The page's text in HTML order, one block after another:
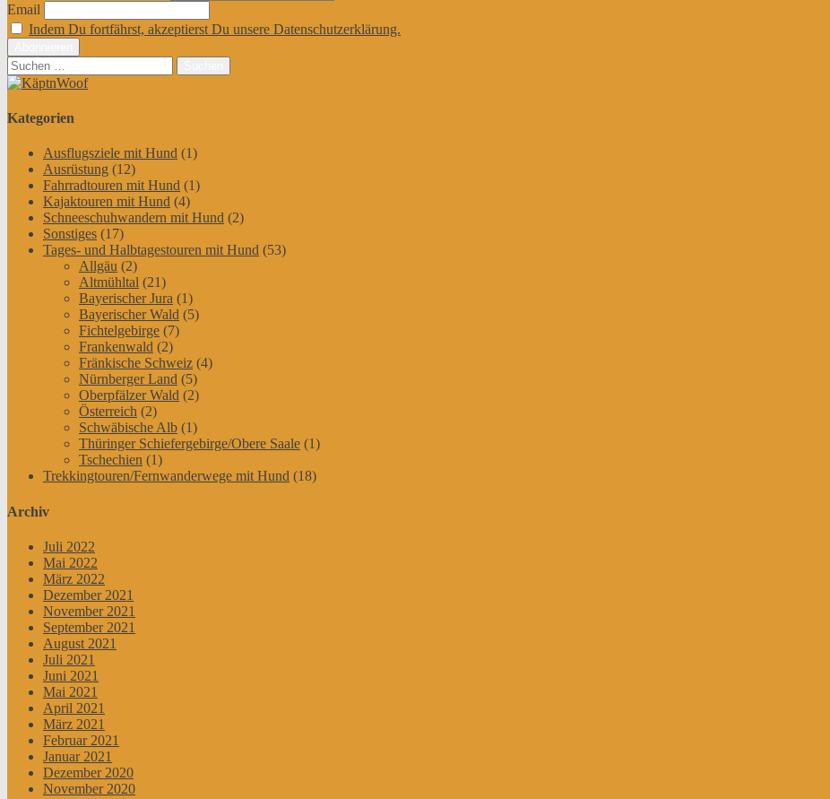
Email
Indem Du fortfährst, akzeptierst Du unsere Datenschutzerklärung.
Suchen
nach:
Kategorien
Ausflugsziele mit Hund (1)
Ausrüstung (12)
Fahrradtouren mit Hund (1)
Kajaktouren mit Hund (4)
Schneeschuhwandern mit Hund (2)
Sonstiges (17)
Tages- und Halbtagestouren mit Hund (53)
Allgäu (2)
Altmühltal (21)
Bayerischer Jura (1)
Bayerischer Wald (5)
Fichtelgebirge (7)
Frankenwald (2)
Fränkische Schweiz (4)
Nürnberger Land (5)
Oberpfälzer Wald (2)
Österreich (2)
Schwäbische Alb (1)
Thüringer Schiefergebirge/Obere Saale (1)
Tschechien (1)
Trekkingtouren/Fernwanderwege mit Hund (18)
Archiv
Juli 2022
Mai 2022
März 2022
Dezember 2021
November 2021
September 2021
August 2021
Juli 2021
Juni 2021
Mai 2021
April 2021
März 2021
Februar 2021
Januar 2021
Dezember 2020
November 2020